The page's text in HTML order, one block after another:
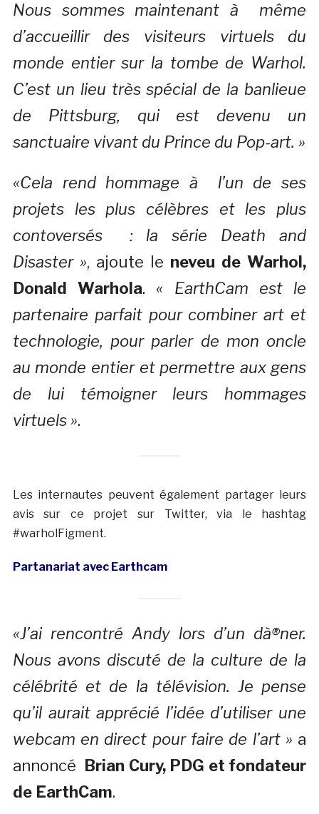
Nous sommes maintenant à même
d’accueillir des visiteurs virtuels du
monde entier sur la tombe de Warhol.
C’est un lieu très spécial de la banlieue
de Pittsburg, qui est devenu un
sanctuaire vivant du Prince du Pop-art. »
«Cela rend hommage à l’un de ses
projets les plus célèbres et les plus
contoversés : la série Death and
Disaster », ajoute le neveu de Warhol,
Donald Warhola. « EarthCam est le
partenaire parfait pour combiner art et
technologie, pour parler de mon oncle
au monde entier et permettre aux gens
de lui témoigner leurs hommages
virtuels ».
Les internautes peuvent également partager leurs
avis sur ce projet sur Twitter, via le hashtag
#warholFigment.
Partanariat avec Earthcam
«J’ai rencontré Andy lors d’un dà®ner.
Nous avons discuté de la culture de la
célébrité et de la télévision. Je pense
qu’il aurait apprécié l’idée d’utiliser une
webcam en direct pour faire de l’art » a
annoncé
Brian Cury, PDG et fondateur
de EarthCam.